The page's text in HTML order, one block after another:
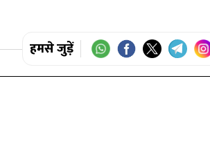
हमसे जुड़ें